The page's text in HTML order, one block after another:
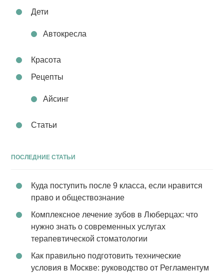
Дети
Автокресла
Красота
Рецепты
Айсинг
Статьи
ПОСЛЕДНИЕ СТАТЬИ
Куда поступить после 9 класса, если нравится
право и обществознание
Комплексное лечение зубов в Люберцах: что
нужно знать о современных услугах
терапевтической стоматологии
Как правильно подготовить технические
условия в Москве: руководство от Регламентум